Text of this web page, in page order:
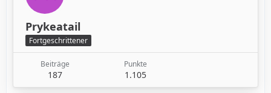
Prykeatail
Fortgeschrittener
Beiträge
187
Punkte
1.105